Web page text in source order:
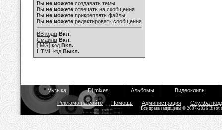
Вы не можете создавать темы
Вы не можете отвечать на сообщения
Вы не можете прикреплять файлы
Вы не можете редактировать сообщения
BB коды Вкл.
Смайлы Вкл.
[IMG] код Вкл.
HTML код Выкл.
Музыка Dj mixes Альбомы Видеоклипы
Реклама на сайте Помощь Администрация Служба
Все права защищены © 2007-2026